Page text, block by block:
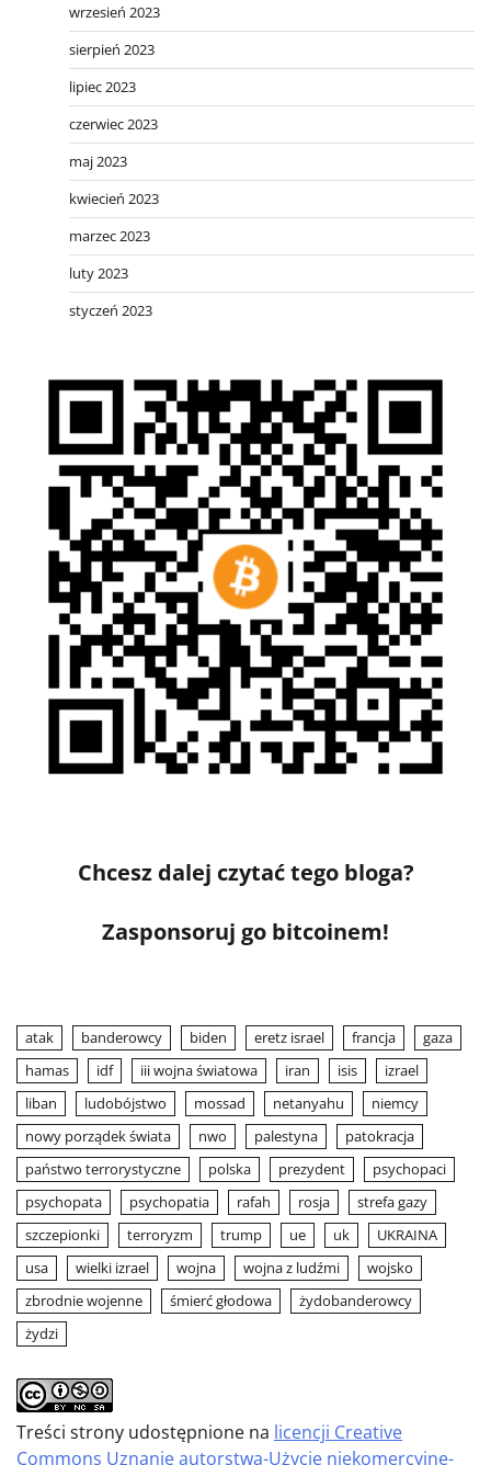
wrzesień 2023
sierpień 2023
lipiec 2023
czerwiec 2023
maj 2023
kwiecień 2023
marzec 2023
luty 2023
styczeń 2023
Chcesz dalej czytać tego bloga?
Zasponsoruj go bitcoinem!
atak banderowcy biden eretz israel francja
gaza
hamas
idf iii wojna światowa iran isis
izrael
liban
ludobójstwo mossad netanyahu
niemcy
nowy porządek świata
nwo palestyna
patokracja
państwo terrorystyczne
polska prezydent
psychopaci
psychopata
psychopatia rafah rosja
strefa gazy
szczepionki
terroryzm trump ue uk
UKRAINA
usa
wielki izrael wojna wojna z ludźmi
wojsko
zbrodnie wojenne
śmierć głodowa
żydobanderowcy
żydzi
Treści strony udostępnione na licencji Creative
Commons Uznanie autorstwa-Użycie niekomercyjne-